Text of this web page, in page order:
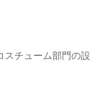
スチューム部門の設